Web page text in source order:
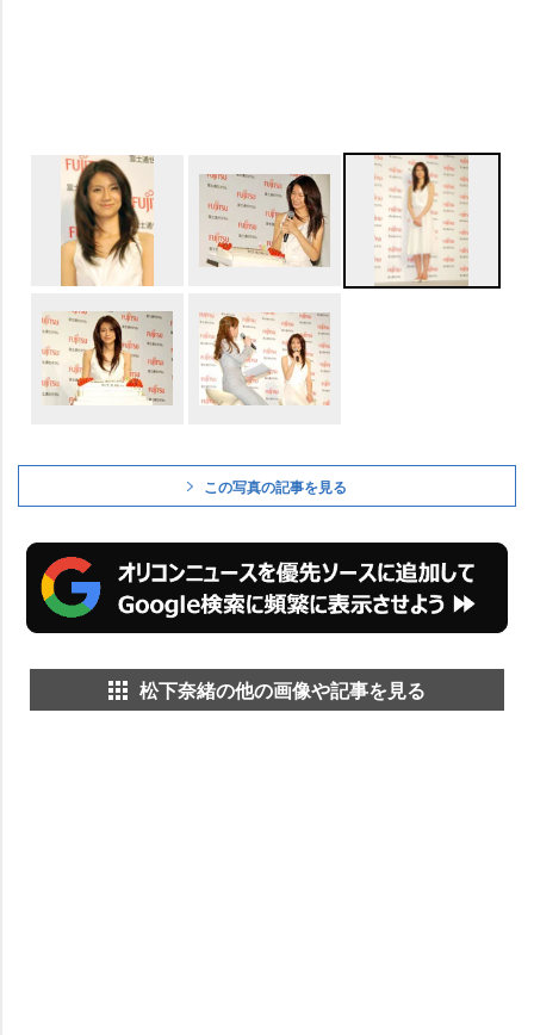
この写真の記事を見る
松下奈緒の他の画像や記事を見る